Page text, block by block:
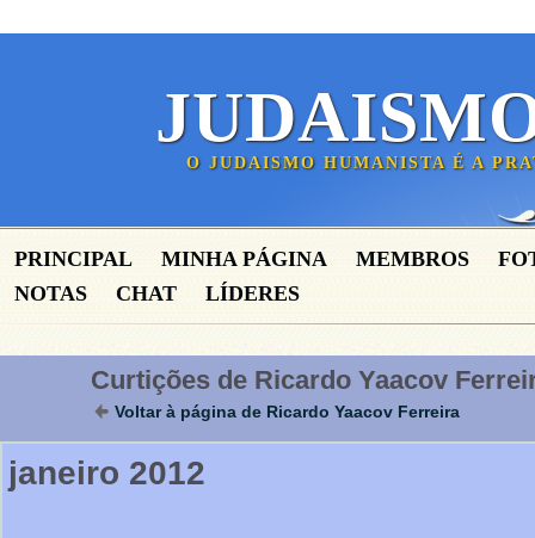
O JUDAISMO HUMANISTA É A
PRINCIPAL MINHA PÁGINA MEMBROS
NOTAS
CHAT LÍDERES
Curtições de Ricardo Yaacov
Voltar à página de Ricardo Yaacov Ferreira
janeiro 2012